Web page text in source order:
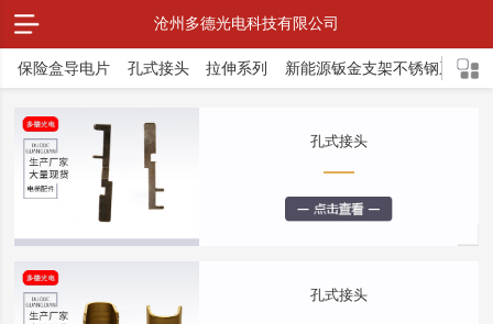
沧州多德光电科技有限公司
保险盒导电片 孔式接头 拉伸系列 新能源钣金支架不锈钢系列
孔式接头
孔式接头